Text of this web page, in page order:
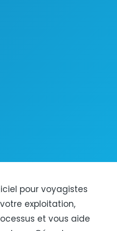
pour voyagistes
exploitation,
et vous aide